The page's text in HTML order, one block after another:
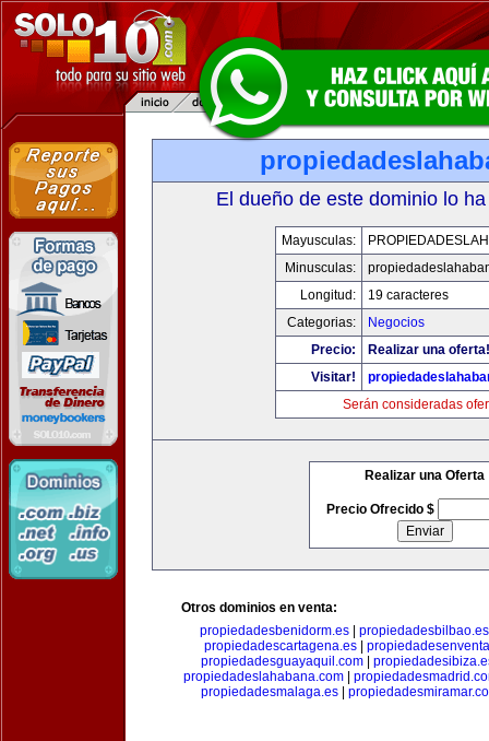
El dueño de este dominio lo
Mayusculas:
Minusculas:
Longitud:
19 caracteres
Categorias:
Negocios
Precio:
Realizar una oferta!
Visitar!
Serán consideradas
Realizar una Oferta
Precio Ofrecido $
Otros dominios en venta:
propiedadesbenidorm.es
propiedadesbilbao.es
propiedadescartagena.es|
propiedadesguayaquil.com
propiedadeslahabana.com|
propiedadesmalaga.es|